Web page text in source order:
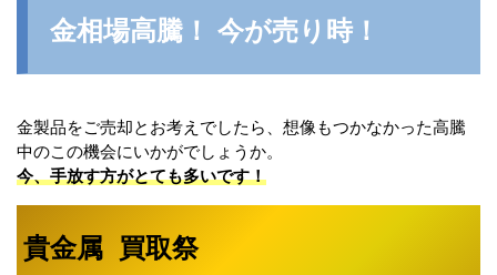
金相場高騰！ 今が売り時！
金製品をご売却とお考えでしたら、想像もつかなかった高騰
中のこの機会にいかがでしょうか。
今、手放す方がとても多いです！
貴金属 買取祭